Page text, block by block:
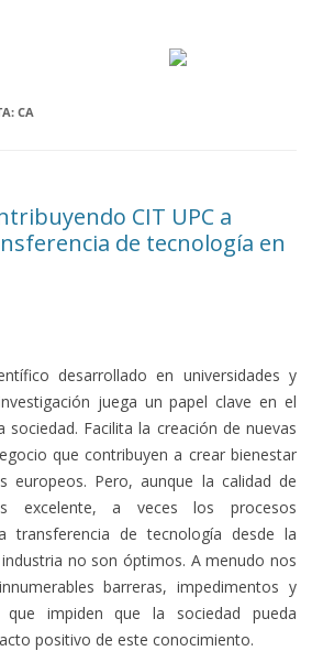
CA
CIT UPC a
de tecnología en
desarrollado en universidades y
juega un papel clave en el
sociedad. Facilita la creación de nuevas
que contribuyen a crear bienestar
europeos. Pero, aunque la calidad de
excelente, a veces los procesos
transferencia de tecnología desde la
no son óptimos. A menudo nos
barreras, impedimentos y
impiden que la sociedad pueda
positivo de este conocimiento.